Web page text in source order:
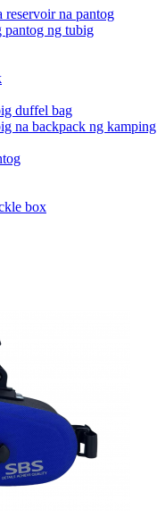
reservoir na pantog
pantog ng tubig
duffel bag
na backpack ng kamping
box